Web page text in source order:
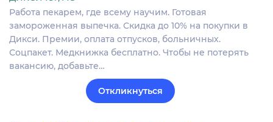
Работа пекарем, где всему научим. Готовая
замороженная выпечка. Скидка до 10% на покупки в
Дикси. Премии, оплата отпусков, больничных.
Соцпакет. Медкнижка бесплатно. Чтобы не потерять
вакансию, добавьте…
Откликнуться